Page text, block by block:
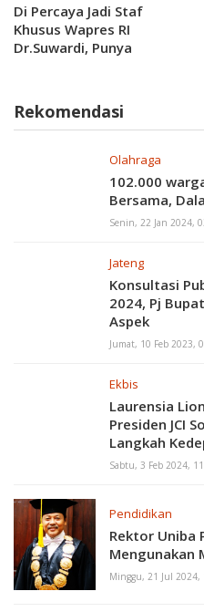
Di Percaya Jadi Staf
Khusus Wapres RI
Dr.Suwardi, Punya
Rekomendasi
Olahraga
102.000
Bersama,
Senin, 22 Jan 2024,
Jateng
Konsultasi
2024, Pj
Aspek
Jumat, 10 Feb 2023,
Ekbis
Laurensia
Presiden JCI
Langkah
Sabtu, 3 Feb 2024,
Pendidikan
Rektor Uniba
Mengunakan
Minggu, 21 Jul 2024,